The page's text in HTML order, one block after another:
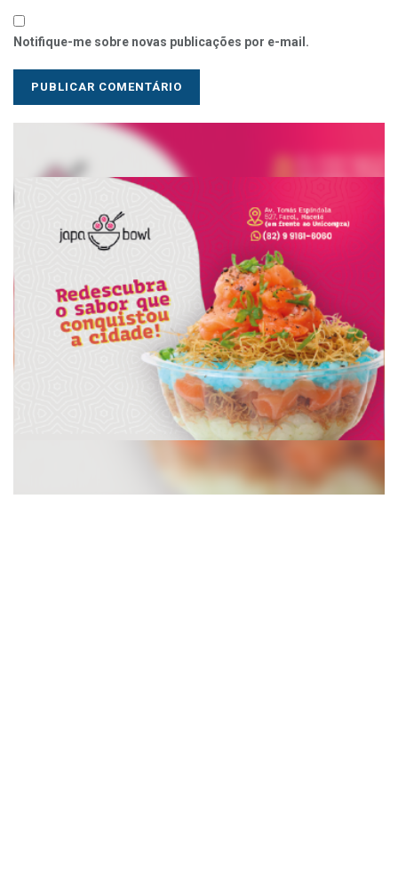
Notifique-me sobre novas publicações por e-mail.